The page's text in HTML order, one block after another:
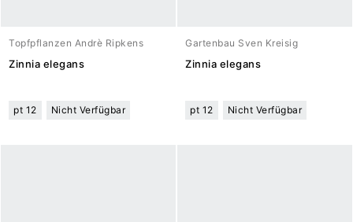
Topfpflanzen Andrè Ripkens
Zinnia elegans
pt 12 Nicht Verfügbar
Gartenbau Sven Kreisig
Zinnia elegans
pt 12 Nicht Verfügbar